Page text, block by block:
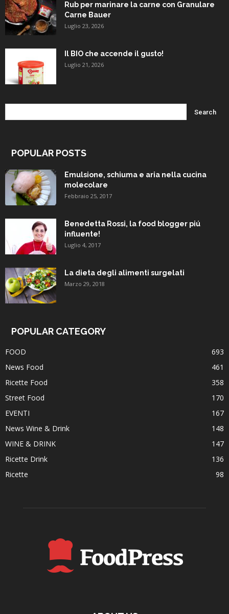
Rub per marinare la carne con Granulare
Carne Bauer
Luglio 23, 2026
Il BIO che accende il gusto!
Luglio 21, 2026
POPULAR POSTS
Emulsione, schiuma e aria nella cucina
molecolare
Febbraio 25, 2017
Benedetta Rossi, la food blogger piú
influente!
Luglio 4, 2017
La dieta degli alimenti surgelati
Marzo 29, 2018
POPULAR CATEGORY
FOOD
693
News Food
461
Ricette Food
358
Street Food
170
EVENTI
167
News Wine & Drink
148
WINE & DRINK
147
Ricette Drink
136
Ricette
98